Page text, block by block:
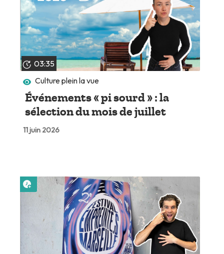
03:35
Culture plein la vue
Événements « pi sourd » : la
sélection du mois de juillet
11 juin 2026
Lire plus tard